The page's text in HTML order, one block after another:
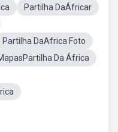
Partilha DaÁfricar
Partilha DaAfrica Foto
Da África